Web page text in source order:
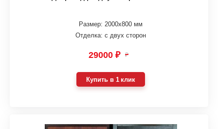
Размер: 2000х800 мм
Отделка: с двух сторон
29000 ₽ ₽
Купить в 1 клик